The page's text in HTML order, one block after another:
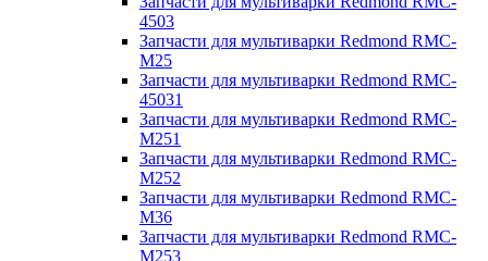
4503
Запчасти для мультиварки Redmond RMC-
M25
Запчасти для мультиварки Redmond RMC-
45031
Запчасти для мультиварки Redmond RMC-
M251
Запчасти для мультиварки Redmond RMC-
M252
Запчасти для мультиварки Redmond RMC-
M36
Запчасти для мультиварки Redmond RMC-
M253